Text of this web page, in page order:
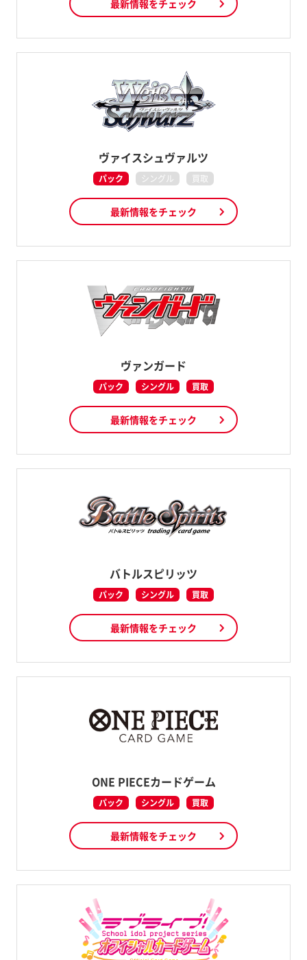
最新情報をチェック
ヴァイスシュヴァルツ
パック シングル 買取
最新情報をチェック
ヴァンガード
パック シングル 買取
最新情報をチェック
バトルスピリッツ
パック シングル 買取
最新情報をチェック
ONE PIECEカードゲーム
パック シングル 買取
最新情報をチェック